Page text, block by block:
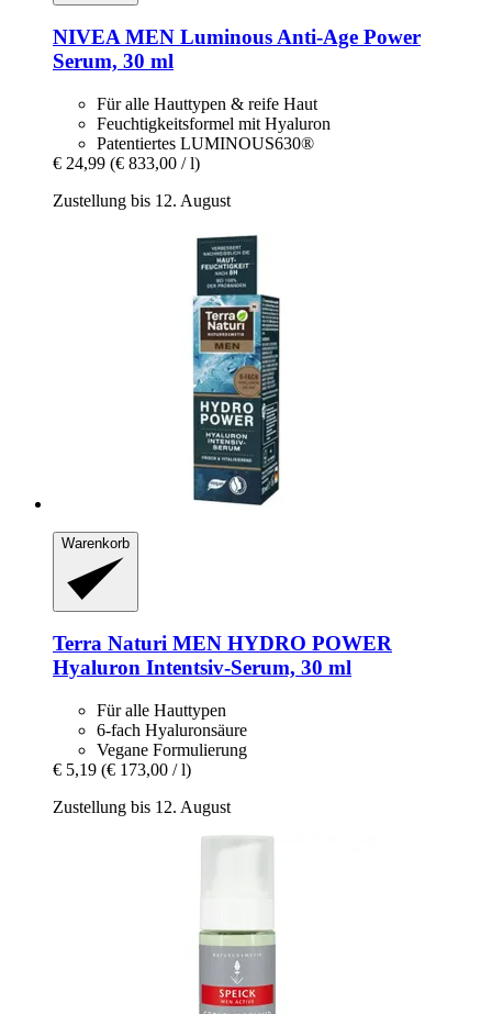
NIVEAMEN Luminous Anti-​Age Power
Serum, 30 ml
Für alle Hauttypen & reife Haut
Feuchtigkeitsformel mit Hyaluron
Patentiertes LUMINOUS630®
€ 24,99 (€ 833,00 / l)
Zustellung bis 12. August
Warenkorb
Terra Naturi MEN HYDRO POWER
Hyaluron Intentsiv-​Serum, 30 ml
Für alle Hauttypen
6-fach Hyaluronsäure
Vegane Formulierung
€ 5,19 (€ 173,00 / l)
Zustellung bis 12. August